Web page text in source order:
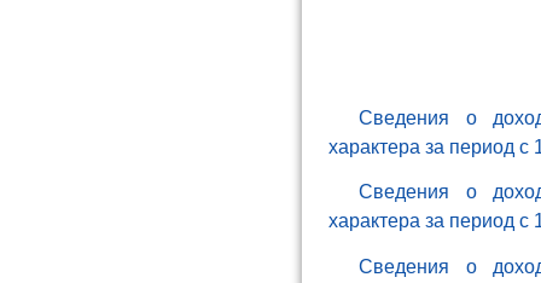
Сведения о
характера за период с
Сведения о
характера за период с
Сведения о